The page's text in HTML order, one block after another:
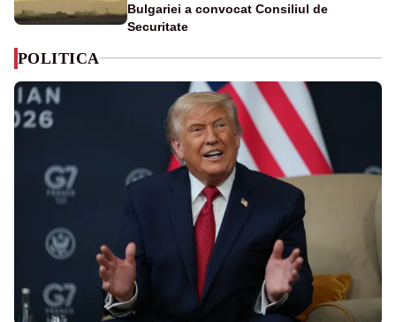
Bulgariei a convocat Consiliul de
Securitate
POLITICA